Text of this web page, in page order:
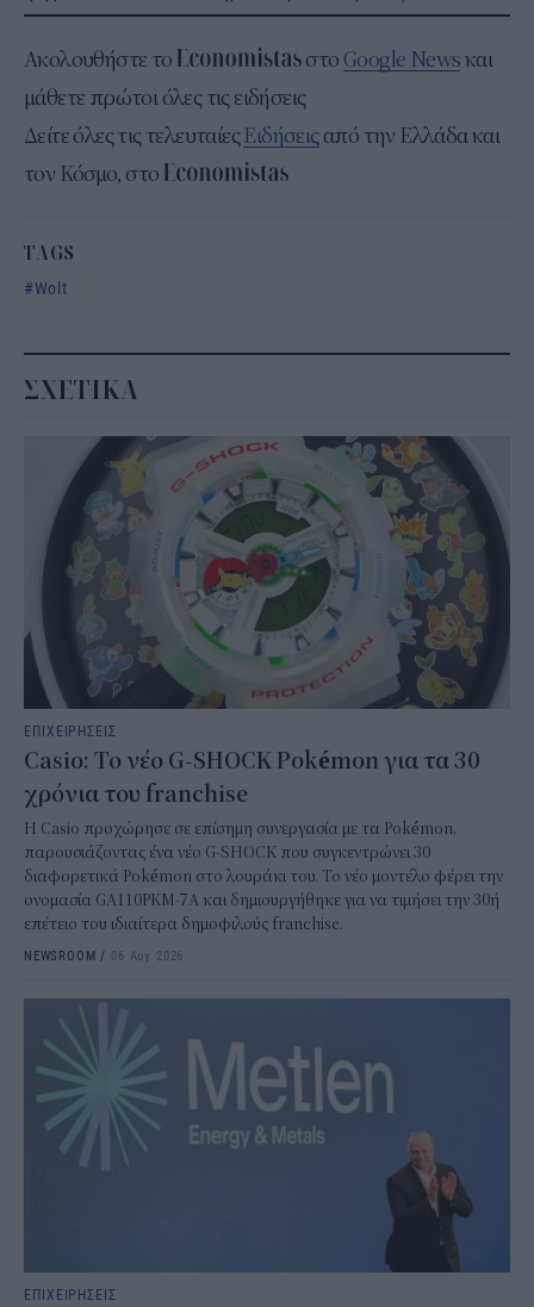
Ακολουθήστε το στο Google Newsκαι
μάθετε πρώτοι όλες τις ειδήσεις
Δείτε όλες τις τελευταίεςΕιδήσειςαπό την Ελλάδα και
τον Κόσμο, στο
TAGS
Wolt
ΣΧΕΤΙΚΑ
ΕΠΙΧΕΙΡΗΣΕΙΣ
Casio: Το νέο G-SHOCK Pokémon για τα 30
χρόνια του franchise
Η Casio προχώρησε σε επίσημη συνεργασία με τα Pokémon,
παρουσιάζοντας ένα νέο G-SHOCK που συγκεντρώνει 30
διαφορετικά Pokémon στο λουράκι του. Το νέο μοντέλο φέρει την
ονομασία GA110PKM-7A και δημιουργήθηκε για να τιμήσει την 30ή
επέτειο του ιδιαίτερα δημοφιλούς franchise.
NEWSROOM / 06 Αυγ 2026
ΕΠΙΧΕΙΡΗΣΕΙΣ